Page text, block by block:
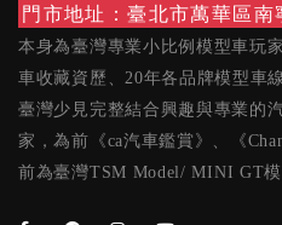
門市地址：臺北市萬華區南
本身為臺灣專業小比例模型車玩
車收藏資歷、20年各品牌模型車
臺灣少見完整結合興趣與專業的
家，為前《ca汽車鑑賞》、《
前為臺灣TSM Model/ MINI GT模